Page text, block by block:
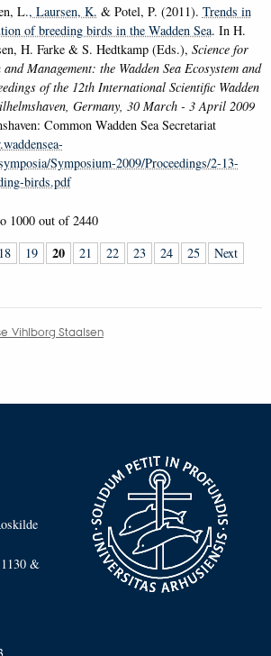
L., Laursen, K. & Potel, P. (2011). Trends in
of breeding birds in the Wadden Sea. In H.
H. Farke & S. Hedtkamp (Eds.), Science for
Management: the Wadden Sea Ecosystem and
of the 12th International Scientific Wadden
Germany, 30 March - 3 April 2009
Common Wadden Sea Secretariat
Symposium-2009/Proceedings/2-13-
birds.pdf
1000 out of2440
18 19 20 21 22 23 24 25 Next
Vihlborg Staalsen
&